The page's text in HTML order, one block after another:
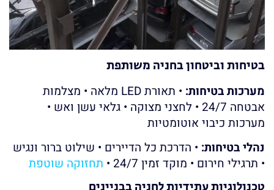
בטיחות וביטחון בחניה משותפת
מערכות בטיחות:
• תאורת LED מלאה • מצלמות
אבטחה 24/7 • לחצני מצוקה • גלאי עשן ואש •
מערכות כיבוי אוטומטיות
נהלי בטיחות: • הדרכת כל הדיירים • שילוט ברור ונגיש
• תרגילי חירום • מוקד זמין 24/7 •
תחזוקה שוטפת